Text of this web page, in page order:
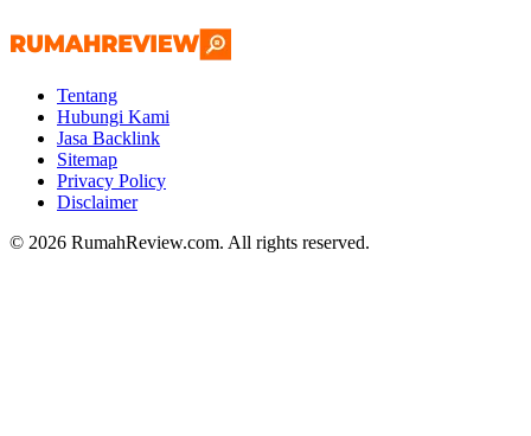
Tentang
Hubungi Kami
Jasa Backlink
Sitemap
Privacy Policy
Disclaimer
© 2026 RumahReview.com. All rights reserved.